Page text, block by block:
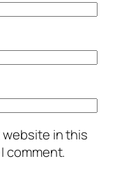
website in this
comment.